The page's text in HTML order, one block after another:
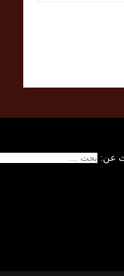
عن: